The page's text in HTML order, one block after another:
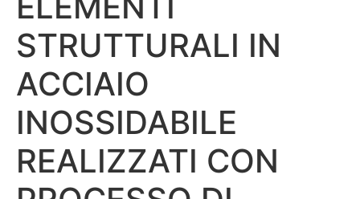
STRUTTURALI IN
ACCIAIO
INOSSIDABILE
REALIZZATI CON